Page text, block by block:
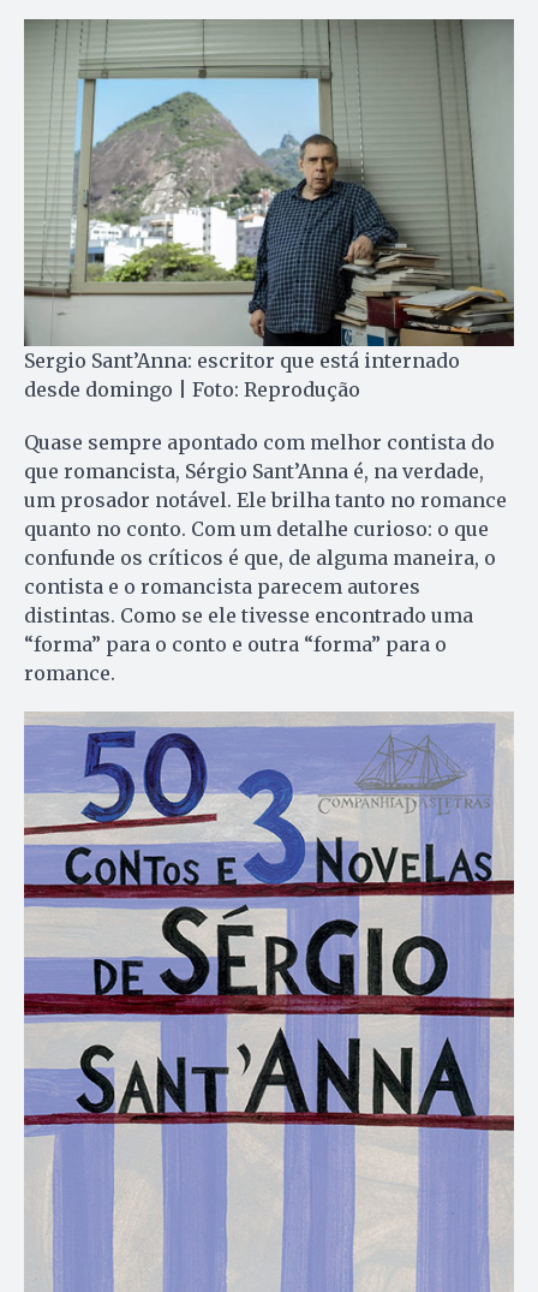
Sergio Sant’Anna: escritor que está internado
desde domingo | Foto: Reprodução
Quase sempre apontado com melhor contista do
que romancista, Sérgio Sant’Anna é, na verdade,
um prosador notável. Ele brilha tanto no romance
quanto no conto. Com um detalhe curioso: o que
confunde os críticos é que, de alguma maneira, o
contista e o romancista parecem autores
distintas. Como se ele tivesse encontrado uma
“forma” para o conto e outra “forma” para o
romance.